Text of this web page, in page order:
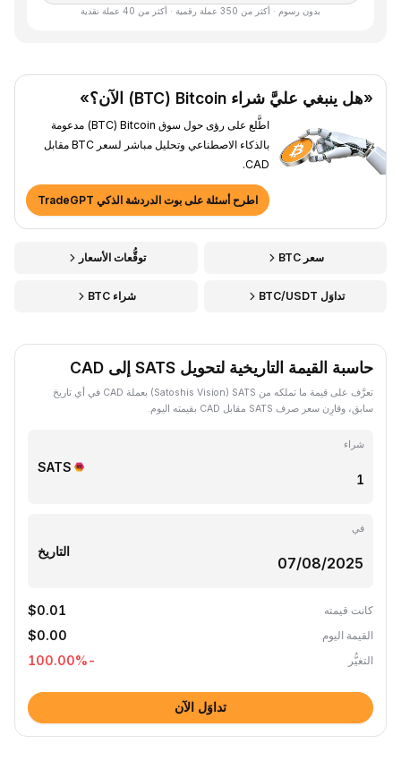
بدون رسوم · أكثر من 350 عملة رقمية · أكثر من 40 عملة نقدية
«هل ينبغي عليَّ شراء Bitcoin ‏(BTC) الآن؟»
اطَّلع على رؤى حول سوق Bitcoin ‏(BTC) مدعومة
بالذكاء الاصطناعي وتحليل مباشر لسعر BTC مقابل
CAD.
اطرح أسئلة على بوت الدردشة الذكي TradeGPT
سعر BTC توقُّعات الأسعار
تداوَل BTC/USDT شراء BTC
حاسبة القيمة التاريخية لتحويل SATS إلى CAD
تعرَّف على قيمة ما تملكه من SATS ‏(Satoshis Vision) بعملة CAD في أي تاريخ
سابق، وقارِن سعر صرف SATS مقابل CAD بقيمته اليوم.
شراء
SATS
في
التاريخ
كانت قيمته $0.01
القيمة اليوم $0.00
التغيُّر -100.00
%
تداوَل الآن